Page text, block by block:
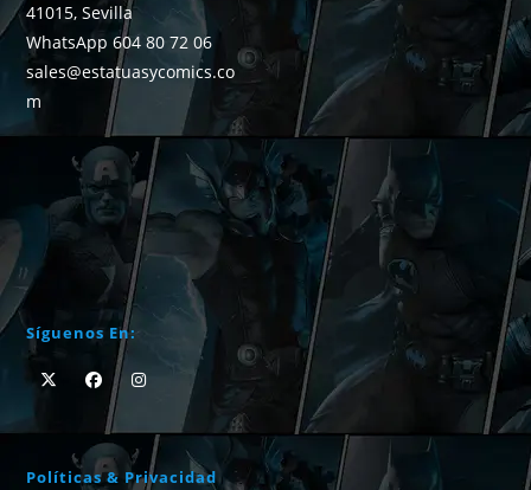
41015, Sevilla
WhatsApp 604 80 72 06
sales@estatuasycomics.co
m
Síguenos En:
Políticas & Privacidad